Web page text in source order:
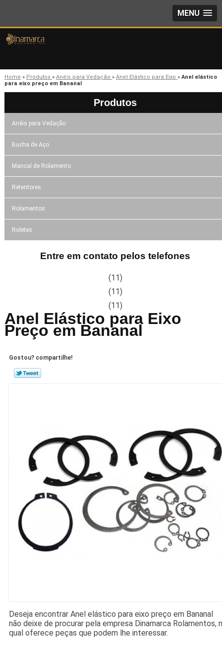
MENU
Home » Produtos » Anéis para Vedação » Anel Elástico para Eixo » Anel elástico
para eixo preço em Bananal
Produtos
Anéis para Vedação
Bucha de Aço
Mancal de Rolamento
Retentores
Rolamentos
Roletes
Entre em contato pelos telefones
(11)
(11)
(11)
Anel Elástico para Eixo
Preço em Bananal
Gostou? compartilhe!
Deseja encontrar Anel elástico para eixo preço em Bananal
não deixe de procurar pela empresa Dinamarca Rolamentos,
qual oferece peças que podem lhe interessar.